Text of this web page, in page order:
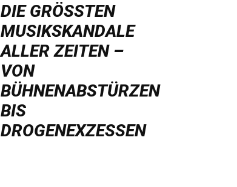
DIE GRÖSSTEN M
USIKSKANDALE A
LLER ZEITEN – V
ON B
ÜHNENABSTÜRZEN B
IS D
ROGENEXZESSEN